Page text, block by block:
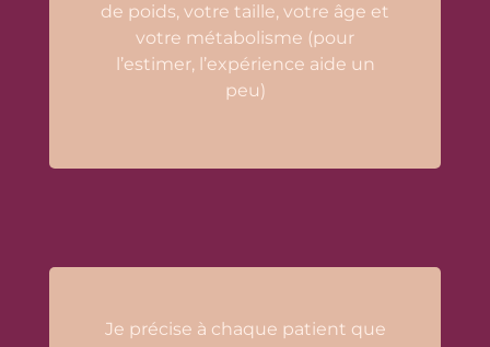
de poids, votre taille, votre âge et
votre métabolisme (pour
l’estimer, l’expérience aide un
peu)
Je précise à chaque patient que